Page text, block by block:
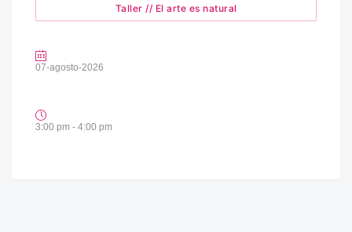
Taller // El arte es natural
07-agosto-2026
3:00 pm - 4:00 pm